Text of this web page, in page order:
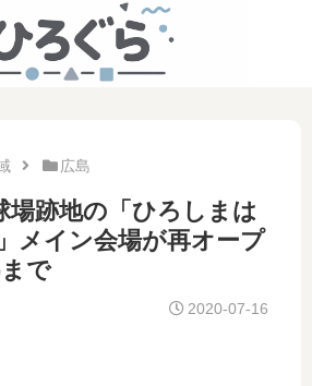
広島
場跡地の「ひろしまは
メイン会場が再オープ
で
2020-07-16